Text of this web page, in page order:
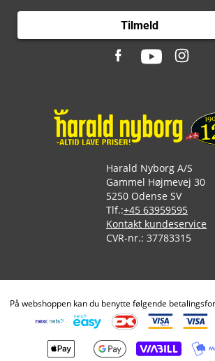
Tilmeld
Harald Nyborg A/S
Gammel Højmevej 30
5250 Odense SV
Tlf.:+45 63959595
Kontakt kundeservice
CVR-nr.: 37783315
På webshoppen kan du benytte følgende